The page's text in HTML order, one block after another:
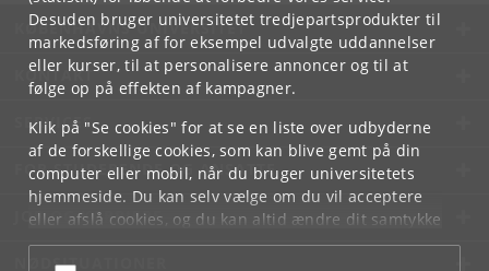
Desuden bruger universitetet tredjepartsprodukter til
markedsføring af for eksempel udvalgte uddannelser
eller kurser, til at personalisere annoncer og til at
følge op på effekten af kampagner.
Klik på "Se cookies" for at se en liste over udbyderne
af de forskellige cookies, som kan blive gemt på din
computer eller mobil, når du bruger universitetets
hjemmeside. Du kan selv vælge om du vil acceptere
eller afslå cookies, og du kan altid ændre dit samtykke
underCookie- og privatlivspolitiksom du finder i
bunden af hver side.
KØBENHAVNS UNIVERSITET
KONTAKT
SERVICES
FOR STUDERENDE OG ANSATTE
JOB OG KARRIERE
NØDSITUATIONER